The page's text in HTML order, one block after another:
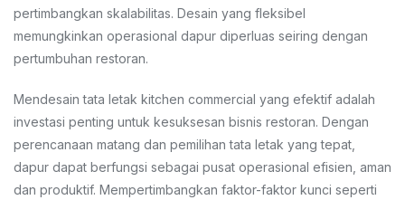
pertimbangkan skalabilitas. Desain yang fleksibel
memungkinkan operasional dapur diperluas seiring dengan
pertumbuhan restoran.
Mendesain tata letak kitchen commercial yang efektif adalah
investasi penting untuk kesuksesan bisnis restoran. Dengan
perencanaan matang dan pemilihan tata letak yang tepat,
dapur dapat berfungsi sebagai pusat operasional efisien, aman
dan produktif. Mempertimbangkan faktor-faktor kunci seperti